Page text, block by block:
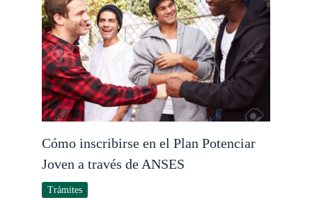
Cómo inscribirse en el Plan Potenciar
Joven a través de ANSES
Trámites